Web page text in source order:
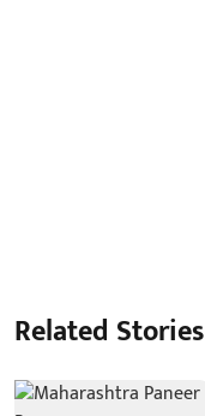
Related Stories